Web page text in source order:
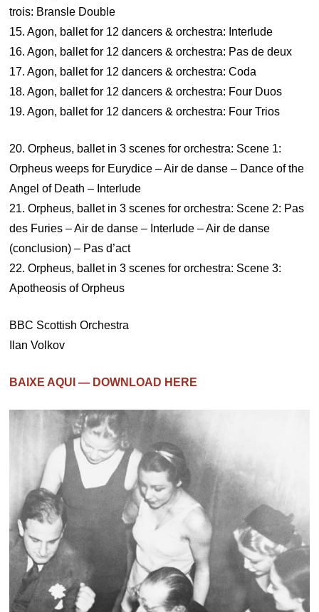
trois: Bransle Double
15. Agon, ballet for 12 dancers & orchestra: Interlude
16. Agon, ballet for 12 dancers & orchestra: Pas de deux
17. Agon, ballet for 12 dancers & orchestra: Coda
18. Agon, ballet for 12 dancers & orchestra: Four Duos
19. Agon, ballet for 12 dancers & orchestra: Four Trios
20. Orpheus, ballet in 3 scenes for orchestra: Scene 1:
Orpheus weeps for Eurydice – Air de danse – Dance of the
Angel of Death – Interlude
21. Orpheus, ballet in 3 scenes for orchestra: Scene 2: Pas
des Furies – Air de danse – Interlude – Air de danse
(conclusion) – Pas d’act
22. Orpheus, ballet in 3 scenes for orchestra: Scene 3:
Apotheosis of Orpheus
BBC Scottish Orchestra
Ilan Volkov
BAIXE AQUI — DOWNLOAD HERE